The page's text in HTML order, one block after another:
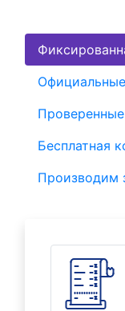
Бесплатная
Производим